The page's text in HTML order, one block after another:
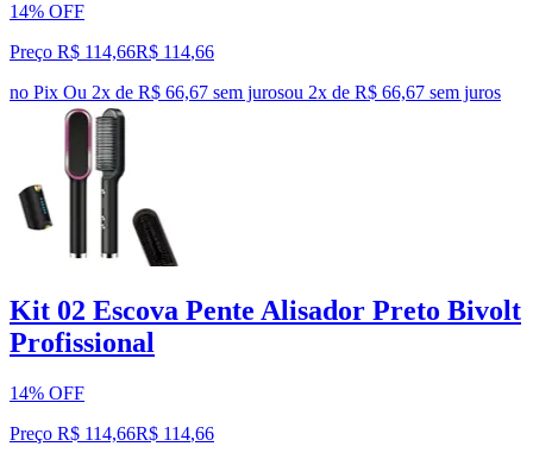
14% OFF
Preço R$ 114,66R$ 114,66
no Pix Ou 2x de R$ 66,67 sem jurosou 2x de R$ 66,67 sem juros
Kit 02 Escova Pente Alisador Preto Bivolt
Profissional
14% OFF
Preço R$ 114,66R$ 114,66